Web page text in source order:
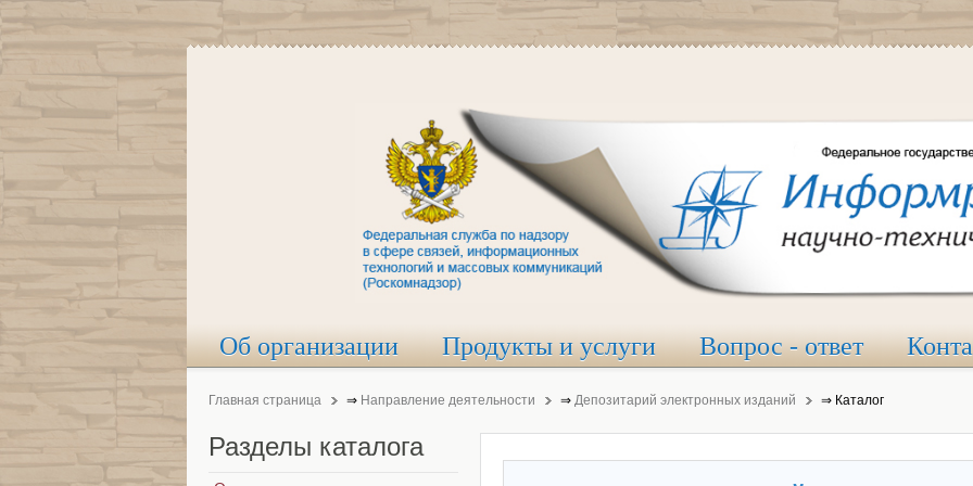
Об организации Продукты и услуги Вопрос - ответ
Главная страница ⇒ Направление деятельности ⇒ Депозитарий электронных изданий ⇒ Каталог
Разделы каталога